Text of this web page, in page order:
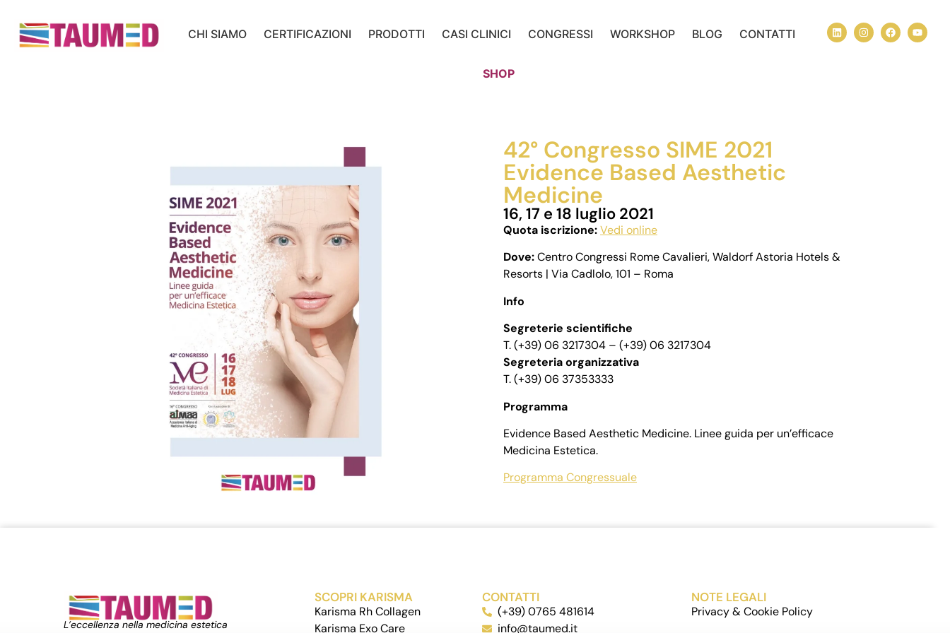
CHI SIAMO CERTIFICAZIONI PRODOTTI CASI CLINICI CONGRESSI WORKSHOP BLOG CONTATTI
SHOP
42° Congresso SIME 2021
Evidence Based Aesthetic
Medicine
16, 17 e 18 luglio 2021
Quota iscrizione:Vedi online
Dove:Centro Congressi Rome Cavalieri, Waldorf Astoria Hotels &
Resorts | Via Cadlolo, 101 – Roma
Info
Segreterie scientifiche
T. (+39) 06 3217304 – (+39) 06 3217304
Segreteria organizzativa
T. (+39) 06 37353333
Programma
Evidence Based Aesthetic Medicine. Linee guida per un’efficace
Medicina Estetica.
Programma Congressuale
L’eccellenza nella medicina estetica
SCOPRI KARISMA
Karisma Rh Collagen
Karisma Exo Care
CONTATTI
(+39) 0765 481614
info@taumed.it
NOTE LEGALI
Privacy & Cookie Policy